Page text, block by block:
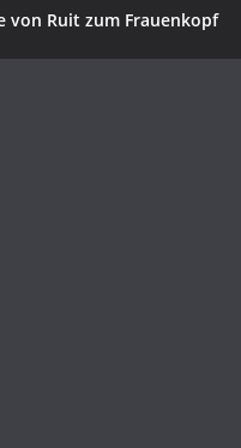
von Ruit zum Frauenkopf